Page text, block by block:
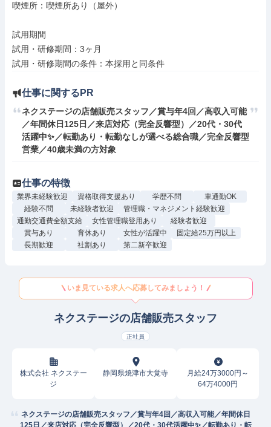
喫煙所：喫煙所あり（屋外）
試用期間
試用・研修期間：3ヶ月
試用・研修期間の条件：本採用と同条件
仕事に関するPR
ネクステージの店舗販売スタッフ／賞与年4回／高収入可能
／年間休日125日／来店対応（完全反響型）／20代・30代
活躍中✨／転勤あり・転勤なしが選べる総合職／完全反響型
営業／40歳未満の方対象
仕事の特徴
業界未経験歓迎 資格取得支援あり 学歴不問
車通勤OK
経験不問
未経験者歓迎
管理職・マネジメント経験歓迎
通勤交通費全額支給
女性管理職登用あり
経験者歓迎
賞与あり
育休あり 女性が活躍中
固定給25万円以上
長期歓迎
社割あり 第二新卒歓迎
いま見ている求人へ応募してみましょう！
ネクステージの店舗販売スタッフ
正社員
株式会社 ネクステー
ジ
静岡県焼津市大覚寺
月給24万3000円～
64万4000円
ネクステージの店舗販売スタッフ／賞与年4回／高収入可能／年間休日
125日／来店対応（完全反響型）／20代・30代活躍中✨／転勤あり・転